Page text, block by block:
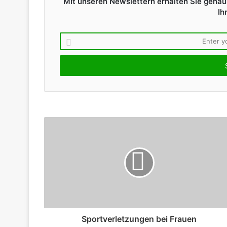
Sportverletzungen bei Frauen